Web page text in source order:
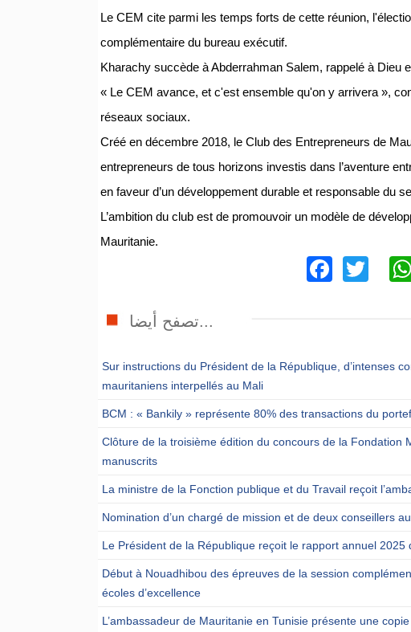
Le CEM cite parmi les temps forts de cette réunion,
complémentaire du bureau exécutif.
Kharachy succède à Abderrahman Salem, rappelé à Dieu
« Le CEM avance, et c'est ensemble qu'on y arrivera »,
réseaux sociaux.
Créé en décembre 2018, le Club des Entrepreneurs de
entrepreneurs de tous horizons investis dans l’aventure
en faveur d’un développement durable et responsable du
L’ambition du club est de promouvoir un modèle de
Mauritanie.
تصفح أيضا...
Sur instructions du Président de la République, d’intenses
mauritaniens interpellés au Mali
BCM : « Bankily » représente 80% des transactions du
Clôture de la troisième édition du concours de la Fondation
manuscrits
La ministre de la Fonction publique et du Travail reçoit
Nomination d’un chargé de mission et de deux conseillers
Le Président de la République reçoit le rapport annuel 2025
Début à Nouadhibou des épreuves de la session
écoles d’excellence
L’ambassadeur de Mauritanie en Tunisie présente une